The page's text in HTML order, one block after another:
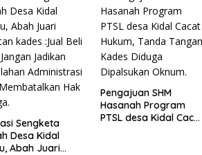
Sengketa
Desa Kidal
Abah Juari
Pengajuan SHM
Hasanah Program
PTSL desa Kidal Cacat